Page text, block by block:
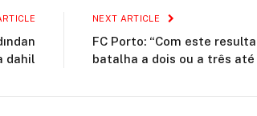
dahil
NEXT ARTICLE
FC Porto: “Com este
batalha a dois ou a três até